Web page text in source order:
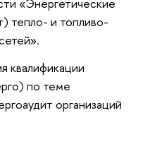
тепло- и топливо-
квалификации
по теме
организаций